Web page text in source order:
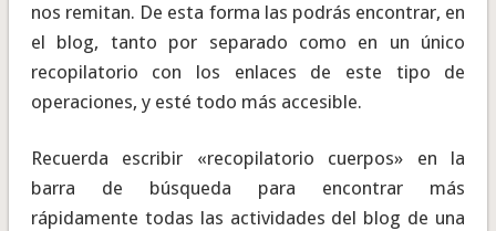
nos remitan. De esta forma las podrás encontrar, en
el blog, tanto por separado como en un único
recopilatorio con los enlaces de este tipo de
operaciones, y esté todo más accesible.
Recuerda escribir «recopilatorio cuerpos» en la
barra de búsqueda para encontrar más
rápidamente todas las actividades del blog de una